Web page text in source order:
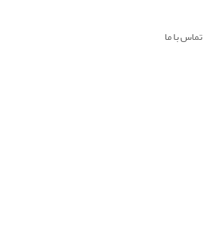
تماس با ما